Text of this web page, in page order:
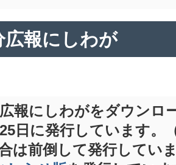
広報にしわが
報にしわがをダウンロ
日に発行しています。
は前倒して発行していま